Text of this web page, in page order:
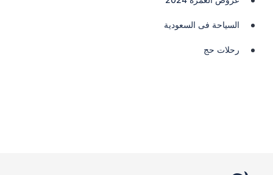
السياحة فى السعودية
رحلات حج